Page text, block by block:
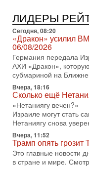
хочет эскалации, но
В эфире телеканала
по вопросам
Международного
31-07-2026, 09:02
Битва за
31/07/2026
Сегодня президент
достижении
разоружении ХАМАСа и
30-07-2026, 17:59
Иран доведет
оценка от военного
Ситуация вокруг
с каждым днем.
отменил решение о
ЛИДЕРЫ
Сегодня, 08:20
«Дракон» усилил
06/08/2026
Германия передала
АХИ «Дракон»,
субмариной на
Вчера, 18:16
Сколько ещё
«Нетаниягу вечен?»
Израиле могут стать
Нетаниягу снова
Вчера, 11:52
Трамп опять грозит
Это главные новости
в стране и мире.